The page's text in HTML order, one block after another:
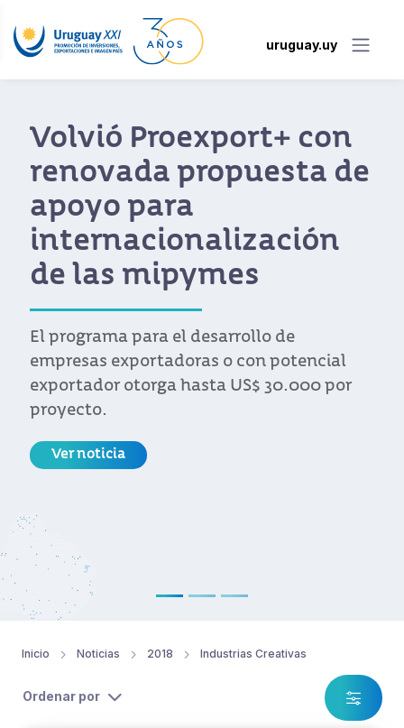
uruguay.uy
de
Ya está online el
directorio de
proveedores de
servicios de
directorio de proveedores de
Uruguay con los datos de contacto
de 100 empresas e instituciones
Ver noticia